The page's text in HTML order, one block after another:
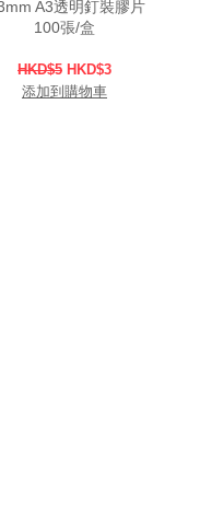
A3透明釘裝膠片
100張/盒
HKD$5 HKD$3
添加到購物車